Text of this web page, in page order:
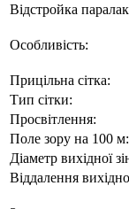
Відстройка
Особливість:
Прицільна сітка:
Тип сітки:
Просвітлення:
Поле зору на 100 м:
Діаметр вихідної
Віддалення